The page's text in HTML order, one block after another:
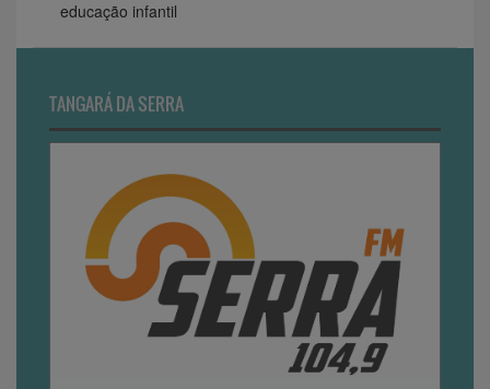
educação infantil
TANGARÁ DA SERRA